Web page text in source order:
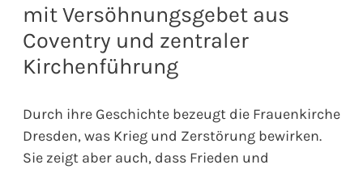
mit Versöhnungsgebet aus
Coventry und zentraler
Kirchenführung
Durch ihre Geschichte bezeugt die Frauenkirche
Dresden, was Krieg und Zerstörung bewirken.
Sie zeigt aber auch, dass Frieden und